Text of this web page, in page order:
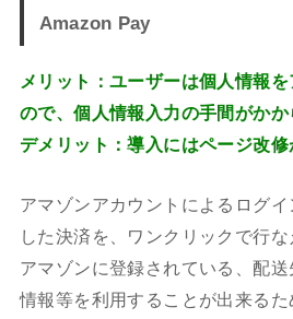
Amazon Pay
メリット：ユーザーは個人情報
ので、個人情報入力の手間がかか
デメリット：導入にはページ改
アマゾンアカウントによるログ
した決済を、ワンクリックで行な
アマゾンに登録されている、配
情報等を利用することが出来る